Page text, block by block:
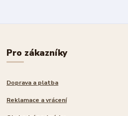
Pro zákazníky
Doprava a platba
Reklamace a vrácení